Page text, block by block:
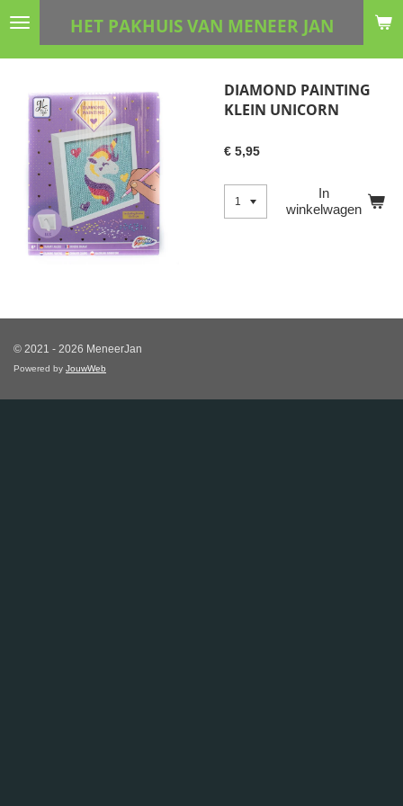
Ga
hoofdinhoud
HET PAKHUIS VAN MENEER JAN
DIAMOND PAINTING
KLEIN UNICORN
€ 5,95
In
winkelwagen
© 2021 - 2026 MeneerJan
Powered by JouwWeb